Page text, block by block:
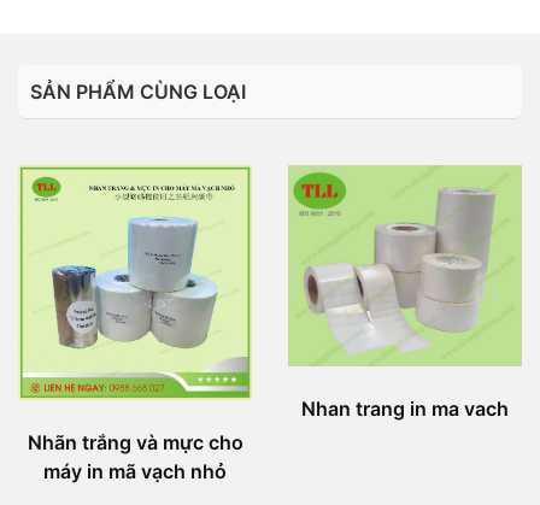
SẢN PHẨM CÙNG LOẠI
Nhãn trắng và mực cho
máy in mã vạch nhỏ
Nhan trang in ma vach